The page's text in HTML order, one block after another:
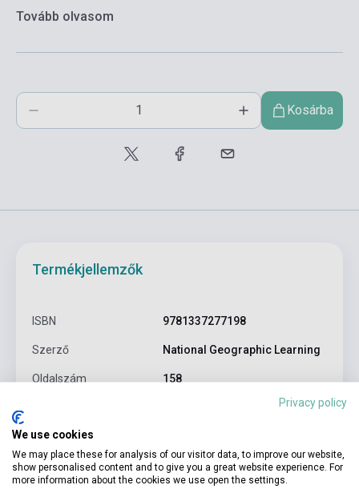
Tovább olvasom
Kosárba
Termékjellemzők
ISBN 9781337277198
Szerző National Geographic Learning
Oldalszám 158
GEOGRAPHI
Kiadási év 2017
Privacy policy
We use cookies
We may place these for analysis of our visitor data, to improve our website,
show personalised content and to give you a great website experience. For
more information about the cookies we use open the settings.